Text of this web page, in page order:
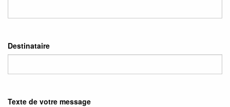
Destinataire
Texte de votre message